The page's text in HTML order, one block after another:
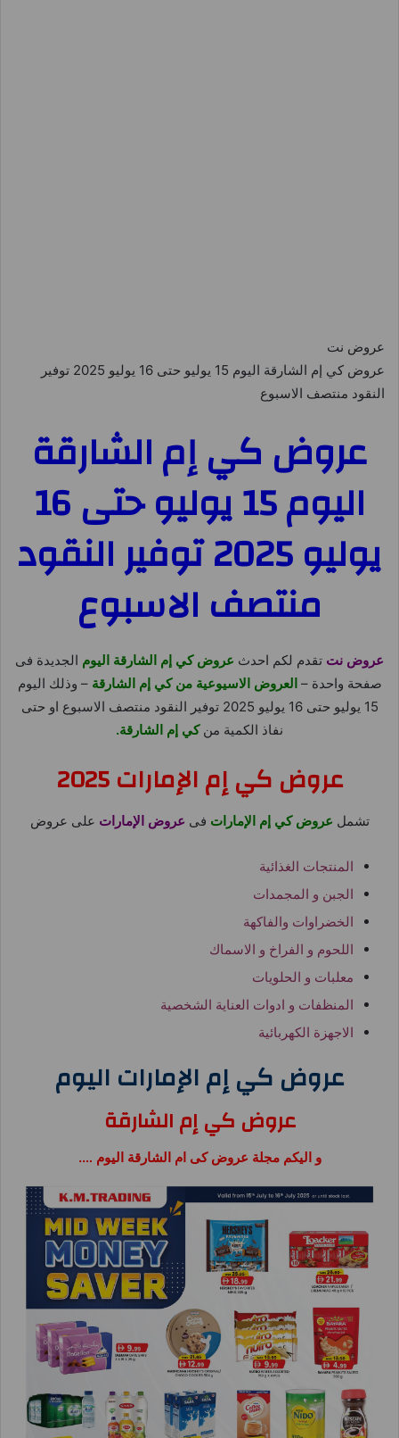
عروض نت
عروض كي إم الشارقة اليوم 15 يوليو حتى 16 يوليو 2025 توفير
النقود منتصف الاسبوع
عروض كي إم الشارقة
اليوم 15 يوليو حتى 16
يوليو 2025 توفير النقود
منتصف الاسبوع
عروض نت تقدم لكم احدث عروض كي إم الشارقة اليوم الجديدة فى
صفحة واحدة – العروض الاسيوعية من كي إم الشارقة – وذلك اليوم
15 يوليو حتى 16 يوليو 2025 توفير النقود منتصف الاسبوع او حتى
نفاذ الكمية منكي إم الشارقة.
عروض كي إم الإمارات 2025
تشمل عروض كي إم الإمارات فى عروض الإمارات على عروض
المنتجات الغذائية
الجبن و المجمدات
الخضراوات والفاكهة
اللحوم و الفراخ و الاسماك
معلبات و الحلويات
المنظفات و ادوات العناية الشخصية
الاجهزة الكهربائية
عروض كي إم الإمارات اليوم
عروض كي إم الشارقة
و اليكم مجلة عروض كى ام الشارقة اليوم ….